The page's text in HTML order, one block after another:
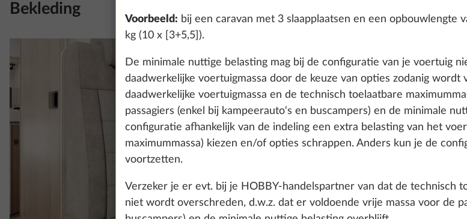
Bekleding
Voorbeeld: bij een caravan met 3 slaapplaatsen en een opbouwlengte
kg (10 x [3+5,5]).
De minimale nuttige belasting mag bij de configuratie van je voertuig
daadwerkelijke voertuigmassa door de keuze van opties zodanig
daadwerkelijke voertuigmassa en de technisch toelaatbare
passagiers (enkel bij kampeerauto‘s en buscampers) en de minimale
configuratie afhankelijk van de indeling een extra belasting van het
maximummassa) kiezen en/of opties schrappen. Anders kun je de
voortzetten.
Verzeker je er evt. bij je HOBBY-handelspartner van dat de technisch
niet wordt overschreden, d.w.z. dat er voldoende vrije massa voor de